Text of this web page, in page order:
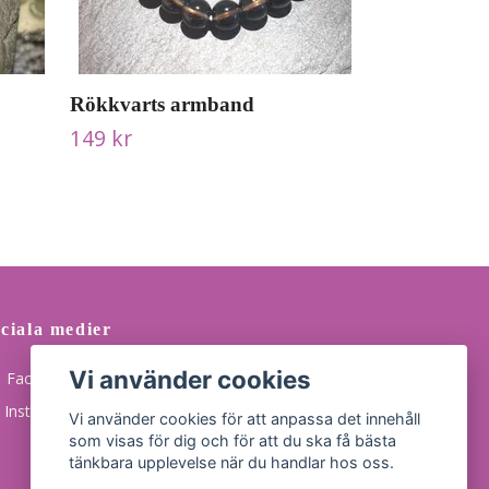
Rökkvarts armband
149 kr
medier
Facebook
Instagram
Vi använder cookies
Vi använder cookies för att anpassa det innehåll
som visas för dig och för att du ska få bästa
tänkbara upplevelse när du handlar hos oss.